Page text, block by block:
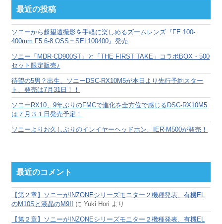
カ
ブ
最近の投稿
ソニーから超望遠撮影を手軽に楽しめるズームレンズ『FE 100-
400mm F5.6-8 OSS＝SEL100400』発売
ソニー「MDR-CD900ST」と「THE FIRST TAKE」コラボBOX・500
セット限定販売♪
待望の5男？出生、ソニーDSC-RX10M5が本日より先行予約スター
ト、発売は7月31日！！
ソニーRX10、9年ぶりのFMCで進化を全方位で感じるDSC-RX10M5
は７月３１日発売予定！
ソニーよりお久しぶりのインイヤーヘッドホン、IER-M500が発売！
最近のコメント
【第２章】ソニーがINZONEシリーズモニター２機種発表、有機EL
のM10Sと液晶のM9II
にYuki Hori より
【第２章】ソニーがINZONEシリーズモニター２機種発表、有機EL